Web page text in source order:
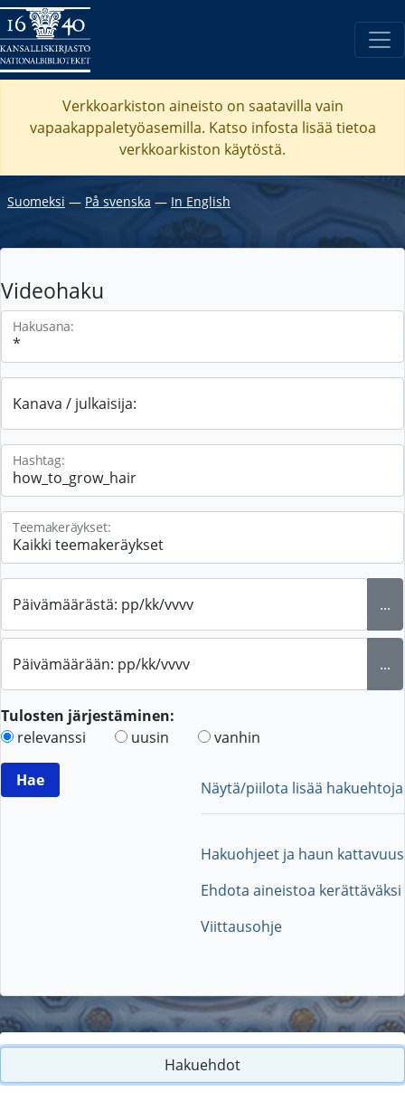
Verkkoarkiston aineisto on saatavilla vain
vapaakappaletyöasemilla. Katso infosta lisää tietoa
verkkoarkiston käytöstä.
Suomeksi ― På svenska ― In English
Videohaku
Hakusana:
Kanava / julkaisija:
Hashtag:
Teemakeräykset:
Päivämäärästä: pp/kk/vvvv ...
Päivämäärään: pp/kk/vvvv ...
Tulosten järjestäminen:
relevanssi
uusin vanhin
Näytä/piilota lisää hakuehtoja
Hakuohjeet ja haun kattavuus
Ehdota aineistoa kerättäväksi
Viittausohje
Hakuehdot